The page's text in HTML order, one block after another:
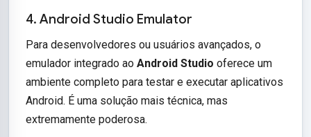
4. Android Studio Emulator
Para desenvolvedores ou usuários avançados, o
emulador integrado ao Android Studio oferece um
ambiente completo para testar e executar aplicativos
Android. É uma solução mais técnica, mas
extremamente poderosa.